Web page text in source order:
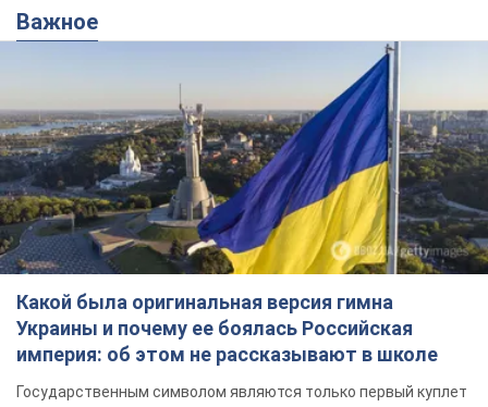
Важное
Какой была оригинальная версия гимна
Украины и почему ее боялась Российская
империя: об этом не рассказывают в школе
Государственным символом являются только первый куплет